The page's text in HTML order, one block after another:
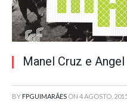
Manel Cruz e
BY FPGUIMARÃES ON 4 AGOSTO,